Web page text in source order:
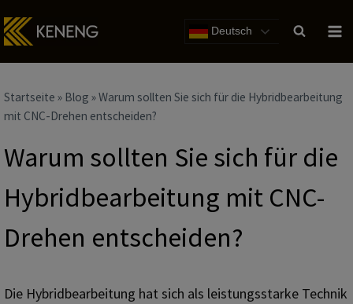
Inhalt
Deutsch
Startseite » Blog »Warum sollten Sie sich für die Hybridbearbeitung
mit CNC-Drehen entscheiden?
Warum sollten Sie sich für die
Hybridbearbeitung mit CNC-
Drehen entscheiden?
Die Hybridbearbeitung hat sich als leistungsstarke Technik